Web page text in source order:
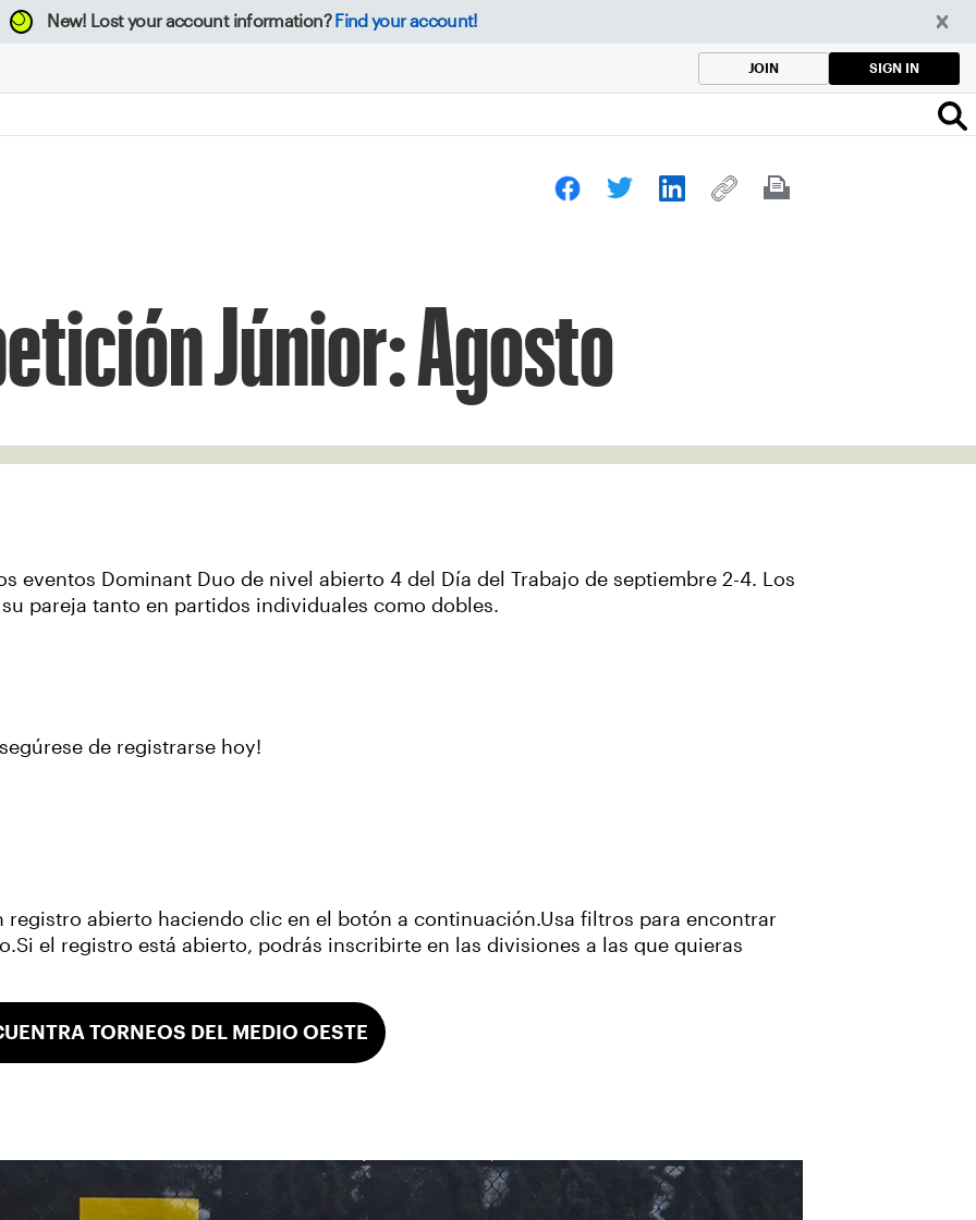
New! Lost your account information? Find your account!
JOIN SIGN IN
Júnior: Agosto
eventos Dominant Duo de nivel abierto 4 del Día del Trabajo de septiembre 2-4. Los
pareja tanto en partidos individuales como dobles.
de registrarse hoy!
registro abierto haciendo clic en el botón a continuación.Usa filtros para encontrar
el registro está abierto, podrás inscribirte en las divisiones a las que quieras
TORNEOS DEL MEDIO OESTE